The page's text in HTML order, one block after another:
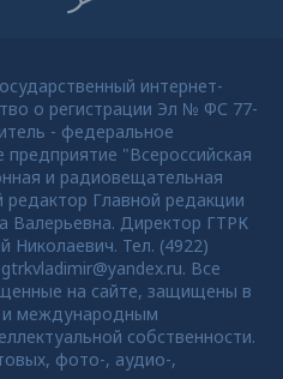
интернет-
о регистрации Эл № ФС 77-
- федеральное
предприятие "Всероссийская
и радиовещательная
Главной редакции
Валерьевна. Директор ГТРК
Тел. (4922)
Все
на сайте, защищены в
и международным
собственности.
фото-, аудио-,